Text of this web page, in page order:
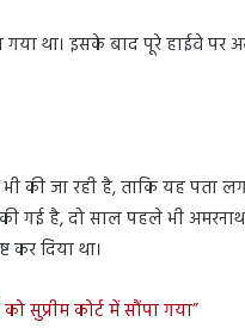
था। इसके बाद पूरे हाईवे पर
की जा रही है, ताकि यह पता
गई है, दो साल पहले भी अमरनाथ
कर दिया था।
सुप्रीम कोर्ट में सौंपा गया”